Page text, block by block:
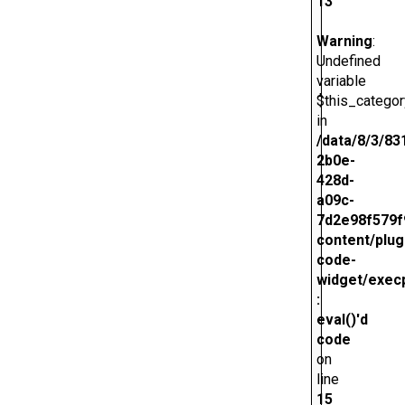
Warning:
Undefined
variable
in
/data/8/3/
2b0e-
428d-
a09c-
content/
code-
widget/
:
eval()'d
code
on
line
15